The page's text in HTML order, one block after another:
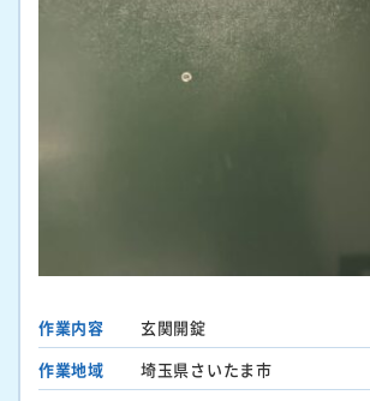
作業内容
玄関開錠
作業地域
埼玉県さいたま市